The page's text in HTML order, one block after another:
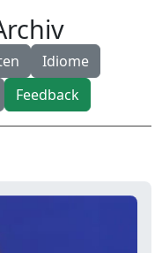
Idiome
Feedback